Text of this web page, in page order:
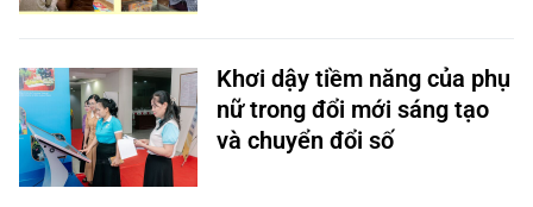
Khơi dậy tiềm năng của phụ
nữ trong đổi mới sáng tạo
và chuyển đổi số